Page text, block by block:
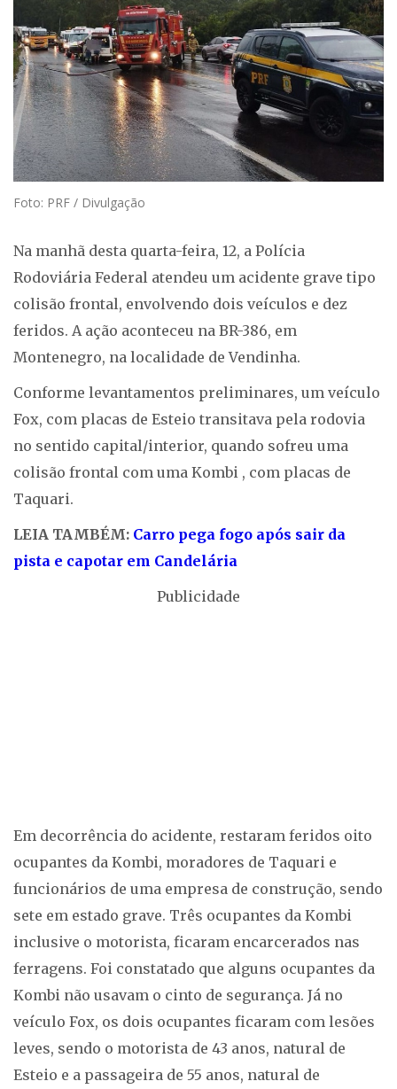
Foto: PRF / Divulgação
Na manhã desta quarta-feira, 12, a Polícia
Rodoviária Federal atendeu um acidente grave tipo
colisão frontal, envolvendo dois veículos e dez
feridos. A ação aconteceu na BR-386, em
Montenegro, na localidade de Vendinha.
Conforme levantamentos preliminares, um veículo
Fox, com placas de Esteio transitava pela rodovia
no sentido capital/interior, quando sofreu uma
colisão frontal com uma Kombi , com placas de
Taquari.
LEIA TAMBÉM: Carro pega fogo após sair da
pista e capotar em Candelária
Publicidade
Em decorrência do acidente, restaram feridos oito
ocupantes da Kombi, moradores de Taquari e
funcionários de uma empresa de construção, sendo
sete em estado grave. Três ocupantes da Kombi
inclusive o motorista, ficaram encarcerados nas
ferragens. Foi constatado que alguns ocupantes da
Kombi não usavam o cinto de segurança. Já no
veículo Fox, os dois ocupantes ficaram com lesões
leves, sendo o motorista de 43 anos, natural de
Esteio e a passageira de 55 anos, natural de